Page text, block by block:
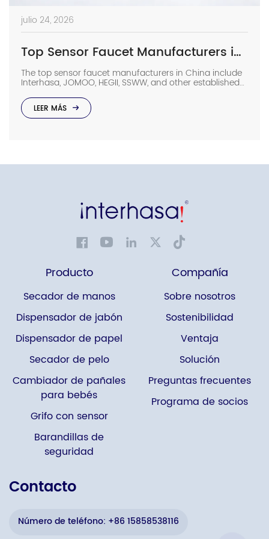
julio 24, 2026
Top Sensor Faucet Manufacturers in China (2026 Update)
The top sensor faucet manufacturers in China include
Interhasa, JOMOO, HEGII, SSWW, and other established
capabilities, OEM/ODM support, and commercial
project experience. They provide sensor faucets for
hotels, hospitals, airports, offices, and other high-traffic
LEER MÁS
Producto
Secador de manos
Dispensador de jabón
Dispensador de papel
Secador de pelo
Cambiador de pañales
para bebés
Grifo con sensor
Barandillas de
seguridad
Compañía
Sobre nosotros
Sostenibilidad
Ventaja
Solución
Preguntas frecuentes
Programa de socios
Contacto
Número de teléfono: +86 15858538116